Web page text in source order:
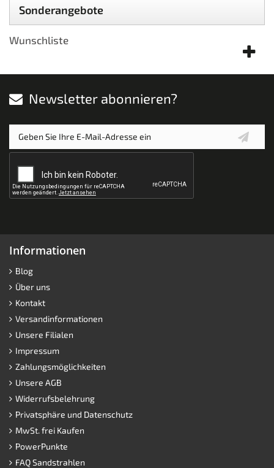
Sonderangebote
Wunschliste
Newsletter abonnieren?
Informationen
Blog
Über uns
Kontakt
Versandinformationen
Unsere Filialen
Impressum
Zahlungsmöglichkeiten
Unsere AGB
Widerrufsbelehrung
Privatsphäre und Datenschutz
MwSt. frei Kaufen
PowerPunkte
FAQ Sandstrahlen